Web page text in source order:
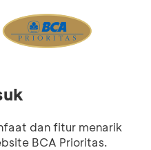
dan fitur menarik
BCA Prioritas.